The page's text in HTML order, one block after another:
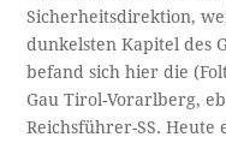
Sicherheitsdirektion,
dunkelsten Kapitel des
befand sich hier die
Gau Tirol-Vorarlberg,
Reichsführer-SS.